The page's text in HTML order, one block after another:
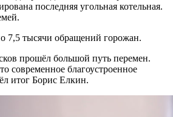
последняя угольная котельная.
7,5 тысячи обращений горожан.
прошёл большой путь перемен.
современное благоустроенное
итог Борис Елкин.